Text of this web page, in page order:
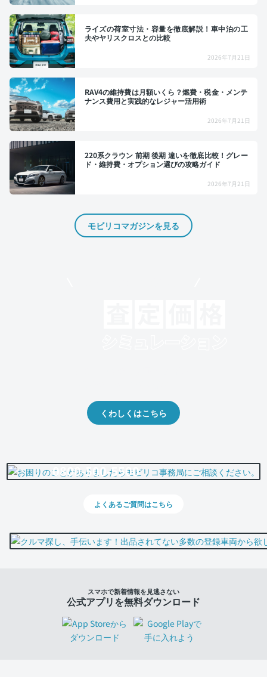
ライズの荷室寸法・容量を徹底解説！車中泊の工
夫やヤリスクロスとの比較
2026年7月21日
RAV4の維持費は月額いくら？燃費・税金・メンテ
ナンス費用と実践的なレジャー活用術
2026年7月21日
220系クラウン 前期 後期 違いを徹底比較！グレー
ド・維持費・オプション選びの攻略ガイド
2026年7月21日
モビリコマガジンを見る
くわしくはこちら
0800-500-5500
よくあるご質問はこちら
スマホで新着情報を見逃さない
公式アプリを無料ダウンロード